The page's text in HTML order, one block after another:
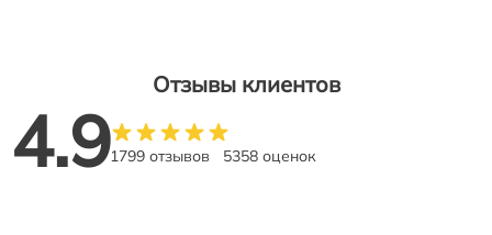
Отзывы клиентов
4.91799 отзывов 5358 оценок